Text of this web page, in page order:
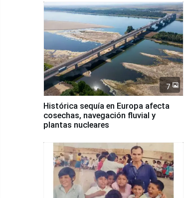
7
Histórica sequía en Europa afecta
cosechas, navegación fluvial y
plantas nucleares